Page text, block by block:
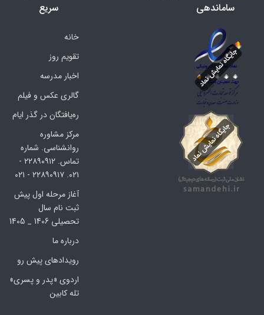
ساماندهی
سریع
خانه
تقویم روز
اخبار مدرسه
گالری عکس و فیلم
ره‌یافتگان در گذر ایام
مرکز مشاوره
روانشناسی. شماره
تماس. ۲۲۸۹۰۹۱۲ -
۰۲۱. ۲۲۸۹۰۹۱۷ - ۰۲۱
آغاز مرحله اول پیش
ثبت نام سال
تحصیلی 1406 _ 1405
درباره ما
رویدادهای پیش رو
اردوی «پدر و پسری»
تله کابین